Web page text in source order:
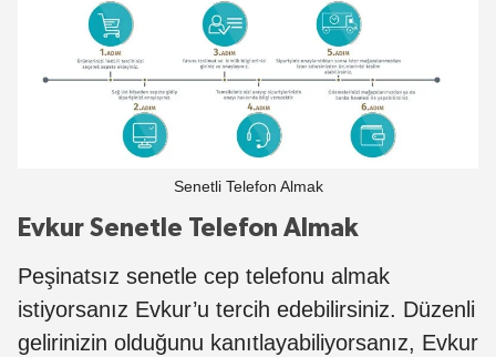
Senetli Telefon Almak
Evkur Senetle Telefon Almak
Peşinatsız senetle cep telefonu almak
istiyorsanız Evkur’u tercih edebilirsiniz. Düzenli
gelirinizin olduğunu kanıtlayabiliyorsanız, Evkur